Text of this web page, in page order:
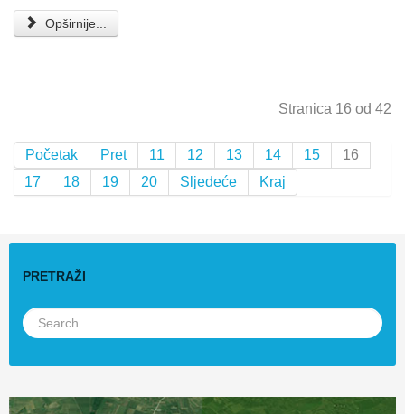
Opširnije...
Stranica 16 od 42
Početak Pret 11 12 13 14 15
16
17
18 19 20 Sljedeće Kraj
PRETRAŽI